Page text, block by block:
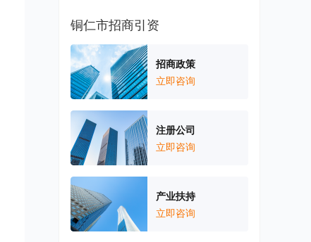
铜仁市招商引资
招商政策
立即咨询
注册公司
立即咨询
产业扶持
立即咨询